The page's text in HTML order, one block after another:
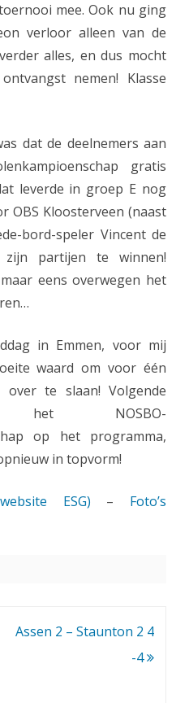
e
n
e
n
!
mee. Ook nu ging
verloor alleen van de
alles, en dus mocht
nemen! Klasse
dat de deelnemers aan
gratis
leverde in groep E nog
OBS Kloosterveen (naast
bord-speler Vincent de
partijen te winnen!
eens overwegen het
in Emmen, voor mij
waard om voor één
over te slaan! Volgende
NOSBO-
op het programma,
in topvorm!
ESG) – Foto’s
Assen 2 – Staunton 2 4
-4